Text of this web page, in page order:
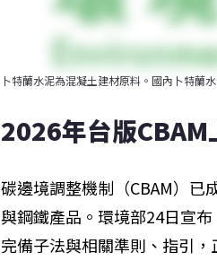
卜特蘭水泥為混凝土建材原料。國內卜特蘭
2026年台版CBAM
碳邊境調整機制（CBAM）已
與鋼鐵產品。環境部24日宣
完備子法與相關準則、指引